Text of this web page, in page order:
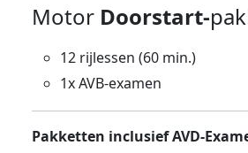
Motor Doorstart-
12 rijlessen (60 min.)
1x AVB-examen
Pakketten inclusief AVD-